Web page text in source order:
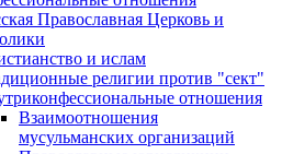
Православная Церковь и
и ислам
религии против "сект"
отношения
Взаимоотношения
мусульманских организаций